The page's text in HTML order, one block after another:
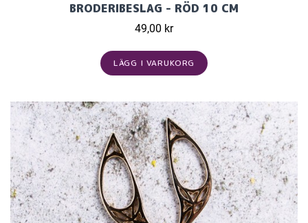
BRODERIBESLAG - RÖD 10 CM
49,00 kr
LÄGG I VARUKORG